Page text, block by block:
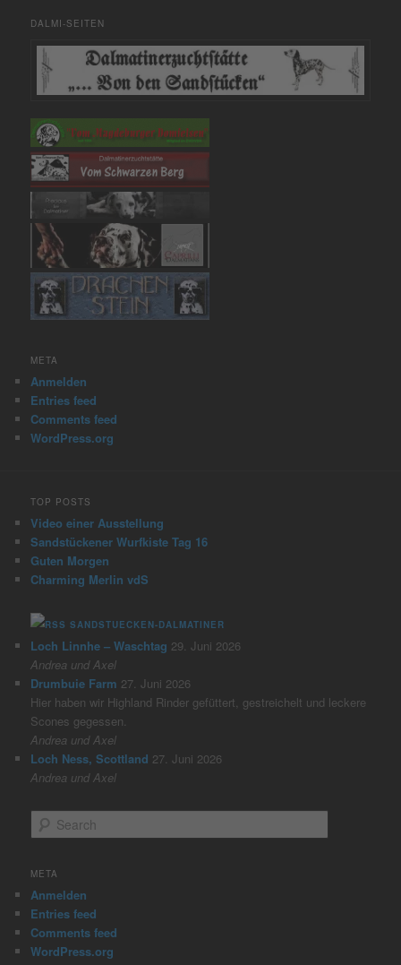
DALMI-SEITEN
META
Anmelden
Entries feed
Comments feed
WordPress.org
TOP POSTS
Video einer Ausstellung
Sandstückener Wurfkiste Tag 16
Guten Morgen
Charming Merlin vdS
SANDSTUECKEN-DALMATINER
Loch Linnhe – Waschtag 29. Juni 2026
Andrea und Axel
Drumbuie Farm 27. Juni 2026
Hier haben wir Highland Rinder gefüttert, gestreichelt und leckere
Scones gegessen.
Andrea und Axel
Loch Ness, Scottland 27. Juni 2026
Andrea und Axel
e
r
h
META
Anmelden
Entries feed
Comments feed
WordPress.org